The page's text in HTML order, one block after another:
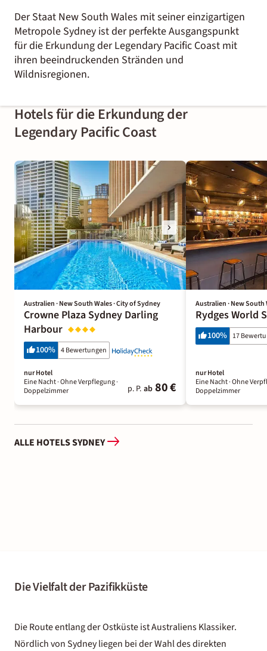
Der Staat New South Wales mit seiner einzigartigen
Metropole Sydney ist der perfekte Ausgangspunkt
für die Erkundung der Legendary Pacific Coast mit
ihren beeindruckenden Stränden und
Wildnisregionen.
Hotels für die Erkundung der
Legendary Pacific Coast
Australien · New South Wales · City of Sydney
Crowne Plaza Sydney Darling
Harbour
100% 4 Bewertungen
nur Hotel
Eine Nacht· Ohne Verpflegung·
Doppelzimmer
p. P. ab 80 €
Australien · New South
Rydges World
100% 17
nur Hotel
Eine Nacht· Ohne
Doppelzimmer
ALLE HOTELS SYDNEY
Die Vielfalt der Pazifikküste
Die Route entlang der Ostküste ist Australiens Klassiker.
Nördlich von Sydney liegen bei der Wahl des direkten